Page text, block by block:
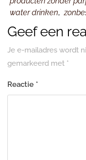
water drinken,
Geef een
Je e-mailadres wordt
gemarkeerd met *
Reactie *